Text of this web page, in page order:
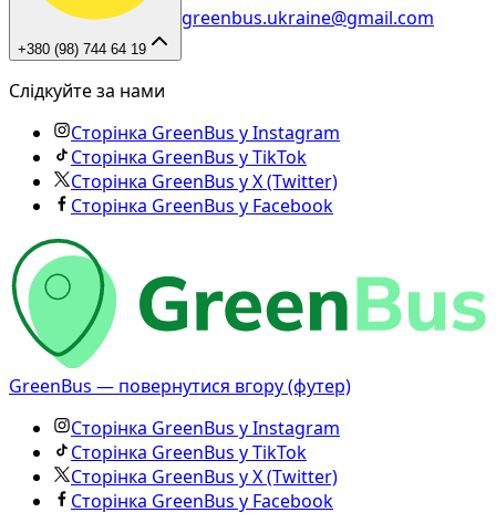
+380 (98) 744 64 19
greenbus.ukraine@gmail.com
Слідкуйте за нами
Сторінка GreenBus у Instagram
Сторінка GreenBus у TikTok
Сторінка GreenBus у X (Twitter)
Сторінка GreenBus у Facebook
GreenBus — повернутися вгору (футер)
Сторінка GreenBus у Instagram
Сторінка GreenBus у TikTok
Сторінка GreenBus у X (Twitter)
Сторінка GreenBus у Facebook